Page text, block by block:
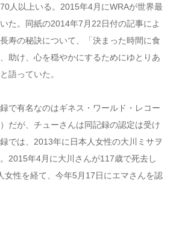
人以上いる。2015年4月にWRAが世界最
た。同紙の2014年7月22日付の記事によ
寿の秘訣について、「決まった時間に食
助け、心を穏やかにするためにゆとりあ
語っていた。
で有名なのはギネス・ワールド・レコー
だが、チューさんは同記録の認定は受け
では、2013年に日本人女性の大川ミサヲ
2015年4月に大川さんが117歳で死去し
女性を経て、今年5月17日にエマさんを認